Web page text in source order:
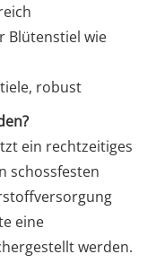
Blütenstiel wie
robust
ein rechtzeitiges
schossfesten
eine
werden.